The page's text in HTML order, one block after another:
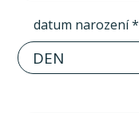
datum narození *
DEN